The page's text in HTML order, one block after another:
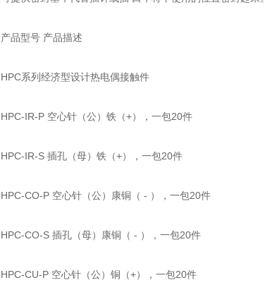
产品型号 产品描述
HPC系列经济型设计热电偶接触件
HPC-IR-P 空心针（公）铁（+），一包20件
HPC-IR-S 插孔（母）铁（+），一包20件
HPC-CO-P 空心针（公）康铜（ - ），一包20件
HPC-CO-S 插孔（母）康铜（ - ），一包20件
HPC-CU-P 空心针（公）铜（+），一包20件